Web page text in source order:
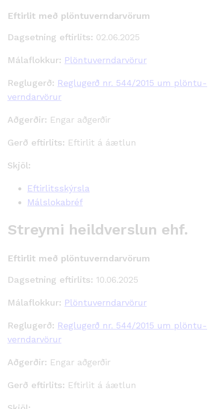
Eftirlit með plöntuverndarvörum
Dagsetning eftirlits: 02.06.2025
Málaflokkur: Plöntuverndarvörur
Reglugerð: Reglugerð nr. 544/2015 um plöntu­
verndar­vörur
Aðgerðir: Engar aðgerðir
Gerð eftirlits: Eftirlit á áætlun
Skjöl:
Eftirlitsskýrsla
Málslokabréf
Streymi heildverslun ehf.
Eftirlit með plöntuverndarvörum
Dagsetning eftirlits: 10.06.2025
Málaflokkur: Plöntuverndarvörur
Reglugerð: Reglugerð nr. 544/2015 um plöntu­
verndar­vörur
Aðgerðir: Engar aðgerðir
Gerð eftirlits: Eftirlit á áætlun